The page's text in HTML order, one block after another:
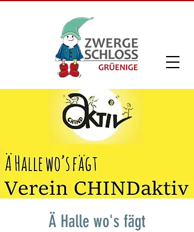
Ä Halle wo's fägt